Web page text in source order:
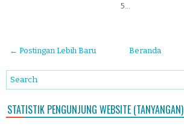
5...
← Postingan Lebih Baru Beranda
STATISTIK PENGUNJUNG WEBSITE (TANYANGAN)